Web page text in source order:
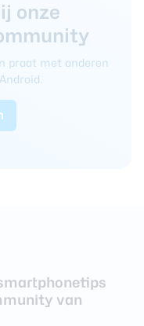
onze
praat met anderen
van